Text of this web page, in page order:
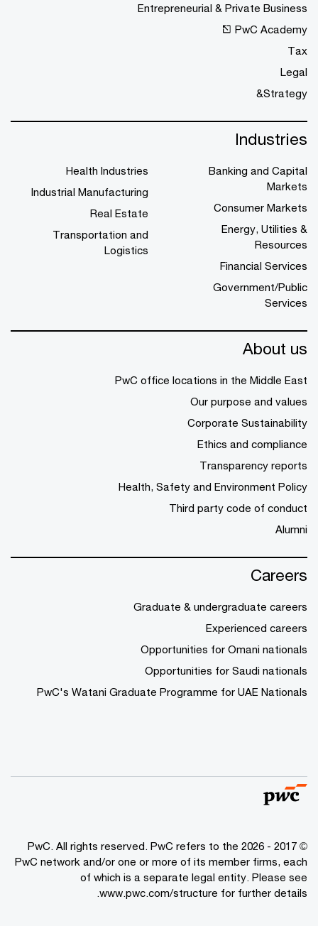
Entrepreneurial & Private Business
PwC Academy
Tax
Legal
Strategy&
Industries
Banking and Capital
Markets
Consumer Markets
Energy, Utilities &
Resources
Financial Services
Government/Public
Services
Health Industries
Industrial Manufacturing
Real Estate
Transportation and
Logistics
About us
PwC office locations in the Middle East
Our purpose and values
Corporate Sustainability
Ethics and compliance
Transparency reports
Health, Safety and Environment Policy
Third party code of conduct
Alumni
Careers
Graduate & undergraduate careers
Experienced careers
Opportunities for Omani nationals
Opportunities for Saudi nationals
PwC's Watani Graduate Programme for UAE Nationals
© 2017 - 2026 PwC. All rights reserved. PwC refers to the
PwC network and/or one or more of its member firms, each
of which is a separate legal entity. Please see
www.pwc.com/structure for further details.